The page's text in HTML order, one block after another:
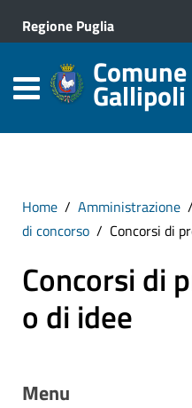
Regione Puglia
Gallipoli
Home Amministrazione
di concorso
Concorsi di
Concorsi di
o di idee
Menu